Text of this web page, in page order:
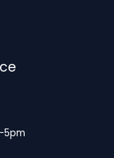
5pm